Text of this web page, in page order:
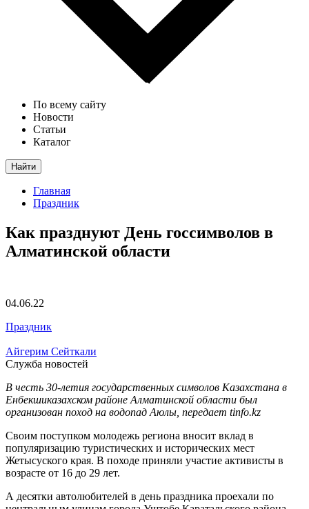
По всему сайту
Новости
Статьи
Каталог
Найти
Главная
Праздник
Как празднуют День госсимволов в
Алматинской области
04.06.22
Праздник
Айгерим Сейткали
Служба новостей
В честь 30-летия государственных символов Казахстана в
Енбекшиказахском районе Алматинской области был
организован поход на водопад Аюлы, передает tinfo.kz
Своим поступком молодежь региона вносит вклад в
популяризацию туристических и исторических мест
Жетысуского края. В походе приняли участие активисты в
возрасте от 16 до 29 лет.
А десятки автолюбителей в день праздника проехали по